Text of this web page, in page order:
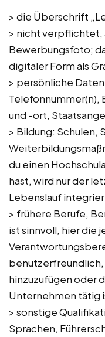
> die Überschrift
> nicht verpflichtet,
Bewerbungsfoto;
digitaler Form als
> persönliche
Telefonnummer(n),
und -ort,
> Bildung: Schulen,
du einen
hast, wird nur der
Lebenslauf
> frühere Berufe,
ist sinnvoll, hier die
benutzerfreundlich,
hinzuzufügen oder
Unternehmen tätig
> sonstige
Sprachen,